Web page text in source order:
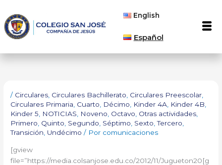
contenido
English
Español
/ Circulares, Circulares Bachillerato, Circulares Preescolar,
Circulares Primaria, Cuarto, Décimo, Kinder 4A, Kinder 4B,
Kinder 5, NOTICIAS, Noveno, Octavo, Otras actividades,
Primero, Quinto, Segundo, Séptimo, Sexto,Tercero,
Transición, Undécimo / Por comunicaciones
[gview
file=”https://media.colsanjose.edu.co/2012/11/Jugueton20[g